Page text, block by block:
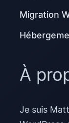
Migration
À
Je suis